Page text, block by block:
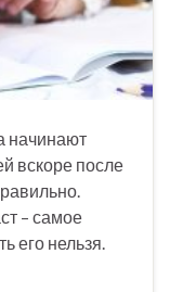
начинают
вскоре после
– самое
его нельзя.